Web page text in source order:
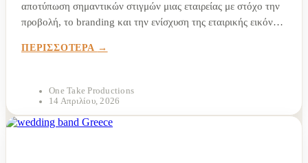
αποτύπωση σημαντικών στιγμών μιας εταιρείας με στόχο την
προβολή, το branding και την ενίσχυση της εταιρικής εικόνας.
κάθε event μετατρέπεται σε ισχυρό εργαλείο marketing και
ΠΕΡΙΣΣΟΤΕΡΑ
One Take Productions
14 Απριλίου, 2026